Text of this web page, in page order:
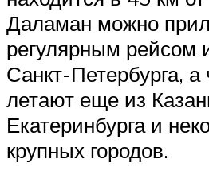
Даламан можно
регулярным рейсом
Санкт-Петербурга, а
летают еще из
Екатеринбурга и
крупных городов.